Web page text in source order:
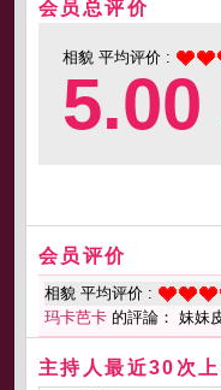
会员总评价
相貌 平均评价 :
5.00
会员评价
相貌 平均评价 :
玛卡芭卡 的評論： 妹妹
主持人最近30次